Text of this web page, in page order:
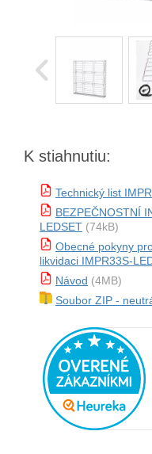
K stiahnutiu:
Technický list
BEZPEČNOSTNÍ
LEDSET (74kB)
Obecné pokyny
likvidaci IMPR33S-
Návod (4MB)
Soubor ZIP -